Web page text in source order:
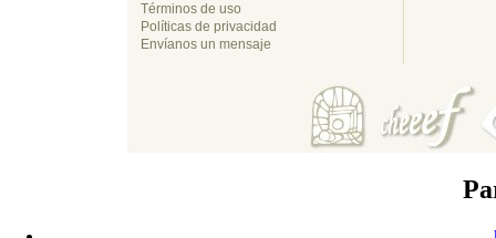
Términos de uso
Políticas de privacidad
Envíanos un mensaje